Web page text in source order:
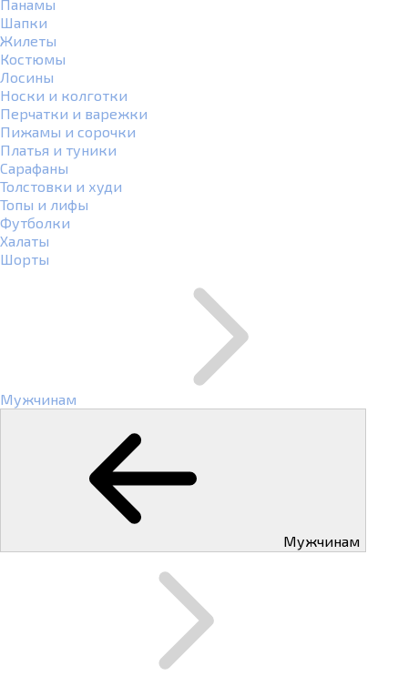
Панамы
Шапки
Жилеты
Костюмы
Лосины
Носки и колготки
Перчатки и варежки
Пижамы и сорочки
Платья и туники
Сарафаны
Толстовки и худи
Топы и лифы
Футболки
Халаты
Шорты
Мужчинам
Мужчинам